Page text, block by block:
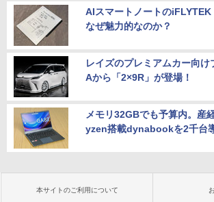
AIスマートノートの
なぜ魅力的なのか？
レイズのプレミアムカー向け
Aから「2×9R」が登場！
メモリ32GBでも予算内。産
yzen搭載dynabookを2千台
本サイトのご利用について